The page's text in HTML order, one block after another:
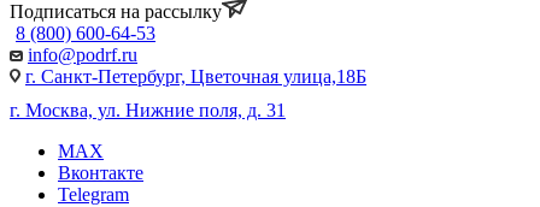
Подписаться на рассылку
8 (800) 600-64-53
info@podrf.ru
г. Санкт-Петербург, Цветочная улица,18Б
г. Москва, ул. Нижние поля, д. 31
MAX
Вконтакте
Telegram